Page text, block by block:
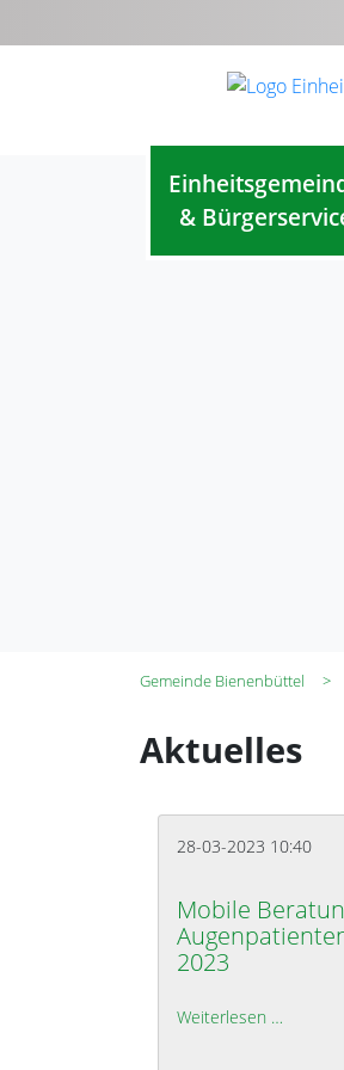
&
Gemeinde Bienenbüttel
Aktuelles
28-03-2023 10:40
Mobile
2023
Weiterlesen …